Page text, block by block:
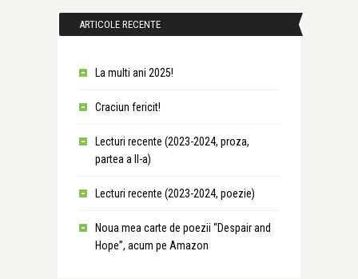
ARTICOLE RECENTE
La multi ani 2025!
Craciun fericit!
Lecturi recente (2023-2024, proza,
partea a II-a)
Lecturi recente (2023-2024, poezie)
Noua mea carte de poezii “Despair and
Hope”, acum pe Amazon